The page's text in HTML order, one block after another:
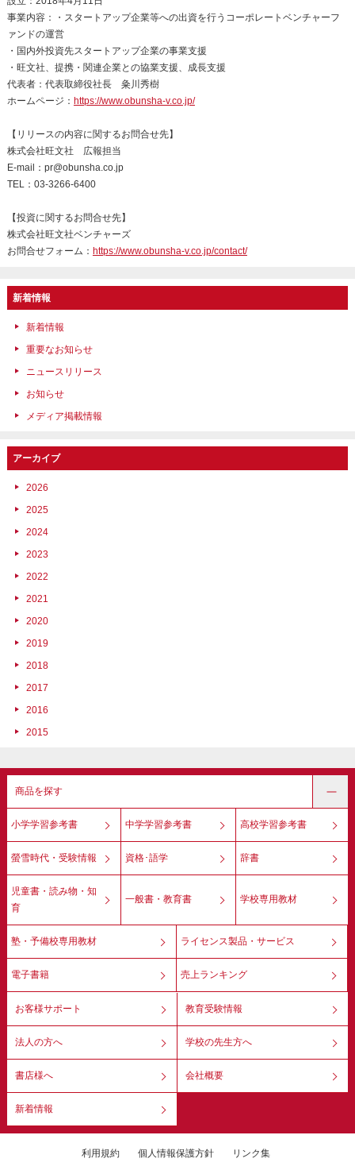
事業内容：・スタートアップ企業等への出資を行うコーポレートベンチャーフ
ァンドの運営
・国内外投資先スタートアップ企業の事業支援
・旺文社、提携・関連企業との協業支援、成長支援
代表者：代表取締役社長 粂川秀樹
ホームページ： https://www.obunsha-v.co.jp/
【リリースの内容に関するお問合せ先】
株式会社旺文社 広報担当
E-mail：pr@obunsha.co.jp
TEL：03-3266-6400
【投資に関するお問合せ先】
株式会社旺文社ベンチャーズ
お問合せフォーム： https://www.obunsha-v.co.jp/contact/
新着情報
新着情報
重要なお知らせ
ニュースリリース
お知らせ
メディア掲載情報
アーカイブ
2026
2025
2024
2023
2022
2021
2020
2019
2018
2017
2016
2015
商品を探す
小学学習参考書 中学学習参考書 高校学習参考書
螢雪時代・受験情報 資格･語学 辞書
児童書・読み物・知
育
一般書・教育書 学校専用教材
塾・予備校専用教材 ライセンス製品・サービス
電子書籍 売上ランキング
お客様サポート 教育受験情報
法人の方へ 学校の先生方へ
書店様へ 会社概要
新着情報
利用規約 個人情報保護方針 リンク集